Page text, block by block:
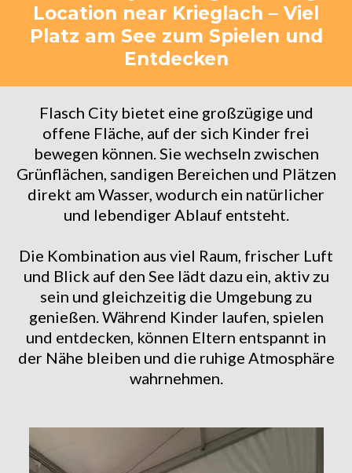
Location near Krieglach – Viel
Platz am See zum Spielen und
Entdecken
Flasch City bietet eine großzügige und
offene Fläche, auf der sich Kinder frei
bewegen können. Sie wechseln zwischen
Grünflächen, sandigen Bereichen und Plätzen
direkt am Wasser, wodurch ein natürlicher
und lebendiger Ablauf entsteht.
Die Kombination aus viel Raum, frischer Luft
und Blick auf den See lädt dazu ein, aktiv zu
sein und gleichzeitig die Umgebung zu
genießen. Während Kinder laufen, spielen
und entdecken, können Eltern entspannt in
der Nähe bleiben und die ruhige Atmosphäre
wahrnehmen.